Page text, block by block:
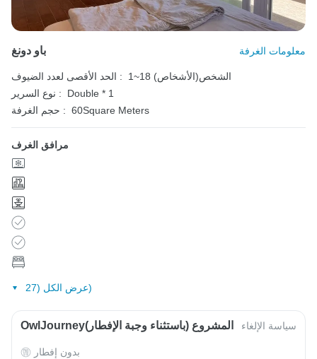
باو دونغ معلومات الغرفة
الحد الأقصى لعدد الضيوف :
1~18 الشخص(الأشخاص)
نوع السرير :
Double * 1
حجم الغرفة : 60Square Meters
مرافق الغرف
عرض الكل (27)
OwlJourneyالمشروع (باستثناء وجبة الإفطار) سياسة الإلغاء
بدون إفطار